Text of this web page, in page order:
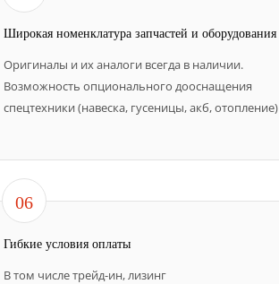
Широкая номенклатура запчастей и оборудования
Оригиналы и их аналоги всегда в наличии.
Возможность опционального дооснащения
спецтехники (навеска, гусеницы, акб, отопление)
06
Гибкие условия оплаты
В том числе трейд-ин, лизинг